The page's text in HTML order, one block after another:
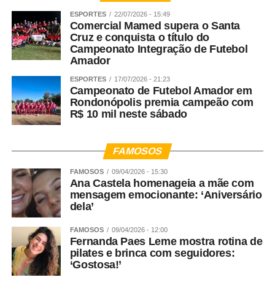
ESPORTES 22/07/2026 - 15:49
Comercial Mamed supera o Santa
Cruz e conquista o título do
Campeonato Integração de Futebol
Amador
ESPORTES 17/07/2026 - 21:23
Campeonato de Futebol Amador em
Rondonópolis premia campeão com
R$ 10 mil neste sábado
FAMOSOS
FAMOSOS 09/04/2026 - 15:30
Ana Castela homenageia a mãe com
mensagem emocionante: ‘Aniversário
dela’
FAMOSOS 09/04/2026 - 12:00
Fernanda Paes Leme mostra rotina de
pilates e brinca com seguidores:
‘Gostosa!’